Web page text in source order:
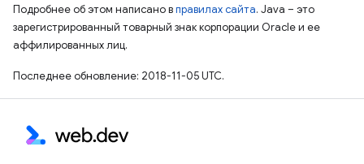
Подробнее об этом написано вправилах сайта. Java – это
зарегистрированный товарный знак корпорации Oracle и ее
аффилированных лиц.
Последнее обновление: 2018-11-05 UTC.